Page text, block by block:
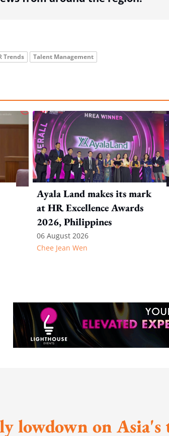
Trends Talent Management
Ayala Land makes its mark
at HR Excellence Awards
2026, Philippines
06 August 2026
Chee Jean Wen
lowdown on Asia's